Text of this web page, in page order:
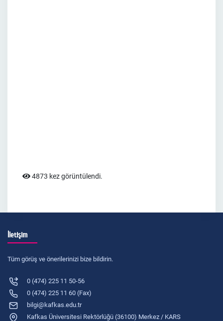
4873 kez görüntülendi.
İletişim
Tüm görüş ve önerilerinizi bize bildirin.
0 (474) 225 11 50-56
0 (474) 225 11 60 (Fax)
bilgi@kafkas.edu.tr
Kafkas Üniversitesi Rektörlüğü (36100) Merkez / KARS